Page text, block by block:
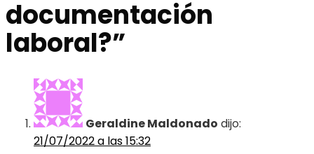
documentación
laboral?”
Geraldine Maldonado dijo:
21/07/2022 a las 15:32